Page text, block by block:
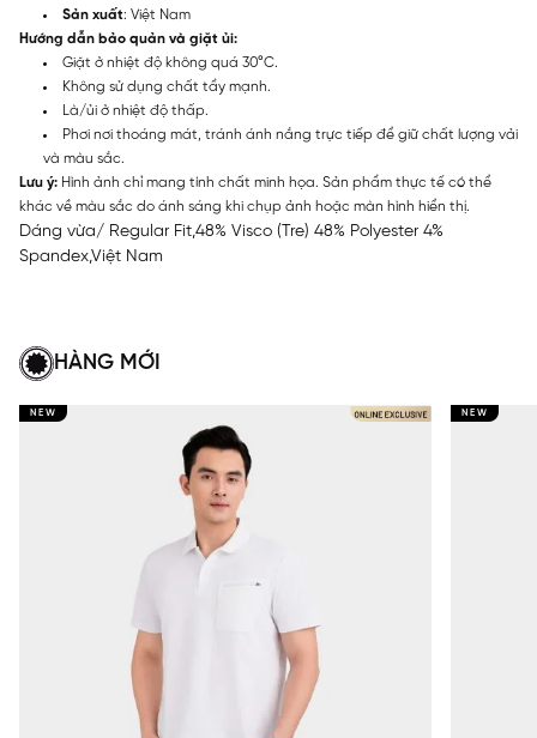
Sản xuất: Việt Nam
Hướng dẫn bảo quản và giặt ủi:
Giặt ở nhiệt độ không quá 30°C.
Không sử dụng chất tẩy mạnh.
Là/ủi ở nhiệt độ thấp.
Phơi nơi thoáng mát, tránh ánh nắng trực tiếp để giữ chất lượng vải
và màu sắc.
Lưu ý: Hình ảnh chỉ mang tính chất minh họa. Sản phẩm thực tế có thể
khác về màu sắc do ánh sáng khi chụp ảnh hoặc màn hình hiển thị.
Dáng vừa/ Regular Fit,48% Visco (Tre) 48% Polyester 4%
Spandex,Việt Nam
HÀNG MỚI
NEW NEW